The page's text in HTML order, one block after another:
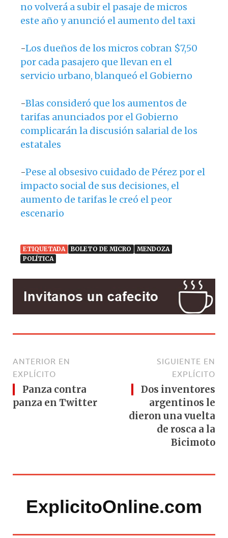
no volverá a subir el pasaje de micros
este año y anunció el aumento del taxi
-Los dueños de los micros cobran $7,50
por cada pasajero que llevan en el
servicio urbano, blanqueó el Gobierno
-Blas consideró que los aumentos de
tarifas anunciados por el Gobierno
complicarán la discusión salarial de los
estatales
-Pese al obsesivo cuidado de Pérez por el
impacto social de sus decisiones, el
aumento de tarifas le creó el peor
escenario
ETIQUETADA BOLETO DE MICRO
MENDOZA
POLÍTICA
ANTERIOR EN
EXPLÍCITO
Panza contra
panza en Twitter
SIGUIENTE EN
EXPLÍCITO
Dos inventores
argentinos le
dieron una vuelta
de rosca a la
Bicimoto
ExplicitoOnline.com